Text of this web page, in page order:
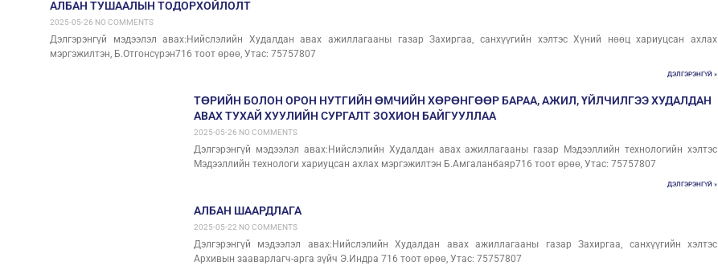
АЛБАН ТУШААЛЫН ТОДОРХОЙЛОЛТ
2025-05-26 NO COMMENTS
Дэлгэрэнгүй мэдээлэл авах:Нийслэлийн Худалдан авах ажиллагааны газар Захиргаа, санхүүгийн хэлтэс Хүний нөөц хариуцсан ахлах
мэргэжилтэн, Б.Отгонсүрэн716 тоот өрөө, Утас: 75757807
ДЭЛГЭРЭНГҮЙ »
ТӨРИЙН БОЛОН ОРОН НУТГИЙН ӨМЧИЙН ХӨРӨНГӨӨР БАРАА, АЖИЛ, ҮЙЛЧИЛГЭЭ ХУДАЛДАН
АВАХ ТУХАЙ ХУУЛИЙН СУРГАЛТ ЗОХИОН БАЙГУУЛЛАА
2025-05-26 NO COMMENTS
Дэлгэрэнгүй мэдээлэл авах:Нийслэлийн Худалдан авах ажиллагааны газар Мэдээллийн технологийн хэлтэс
Мэдээллийн технологи хариуцсан ахлах мэргэжилтэн Б.Амгаланбаяр716 тоот өрөө, Утас: 75757807
ДЭЛГЭРЭНГҮЙ »
АЛБАН ШААРДЛАГА
2025-05-22 NO COMMENTS
Дэлгэрэнгүй мэдээлэл авах:Нийслэлийн Худалдан авах ажиллагааны газар Захиргаа, санхүүгийн хэлтэс
Архивын зааварлагч-арга зүйч Э.Индра 716 тоот өрөө, Утас: 75757807